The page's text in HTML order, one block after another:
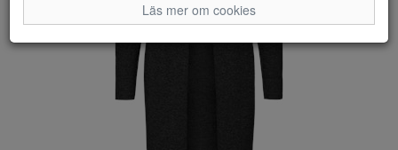
Läs mer om cookies